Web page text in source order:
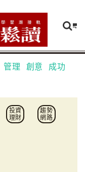
管理 創意 成功
投資
理財
趨勢
網路